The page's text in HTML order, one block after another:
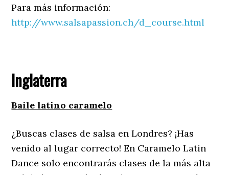
Para más información:
http://www.salsapassion.ch/d_course.html
Inglaterra
Baile latino caramelo
¿Buscas clases de salsa en Londres? ¡Has
venido al lugar correcto! En Caramelo Latin
Dance solo encontrarás clases de la más alta